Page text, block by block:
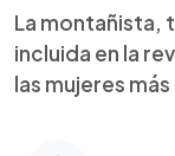
La montañista,
incluida en la
las mujeres